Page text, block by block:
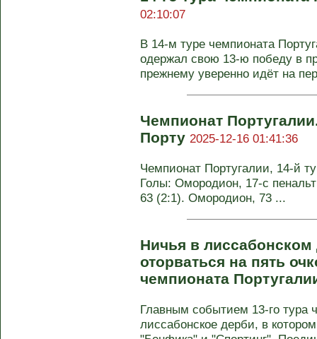
02:10:07
В 14-м туре чемпионата
одержал свою 13-ю победу в
прежнему уверенно идёт на
Чемпионат
Порту 2025-12-16 01:41:36
Чемпионат Португалии, 14-й
Голы: Омородион, 17-с
63 (2:1). Омородион, 73 ...
Ничья в
оторваться на пять
чемпионата
Главным событием 13-го тура
лиссабонское дерби, в